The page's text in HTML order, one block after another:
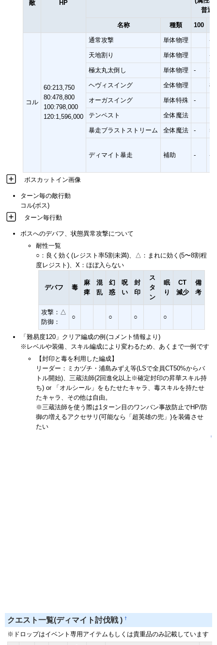
敵 HP
普通)
名称 種類 100
コル
60:213,750
80:478,800
100:798,000
120:1,596,000
通常攻撃 単体物理 -
天地割り 単体物理 -
極太丸太倒し 単体物理 -
ヘヴィスイング 全体物理
オーガスイング 単体特殊 -
テンペスト 全体魔法
暴走ブラストストリーム 全体魔法 -
ディマイト暴走 補助 - -
ボスカットイン画像
ターン毎の敵行動
コル(ボス)
ターン毎行動
ボスへのデバフ、状態異常攻撃について
耐性一覧
○：良く効く(レジスト率5割未満)、△：まれに効く(5〜8割程
度レジスト)、X：ほぼ入らない
デバフ 毒
麻
痺
混
乱
幻
惑
呪
い
封
印
ス
タ
ン
眠
り
CT
減少
備
考
攻撃：△
防御：
○ ○ ○ ○
「難易度120」クリア編成の例(コメント情報より)
※レベルや装備、スキル編成により変わるため、あくまで一例です
【封印と毒を利用した編成】
リーダー：ミカヅチ・浦島みずえ等(LSで全員CT50%からバ
トル開始)、三蔵法師(2回進化以上※確定封印の昇華スキル持
ち) or 「オルシール」をもたせたキャラ、毒スキルを持たせ
たキャラ、その他は自由。
※三蔵法師を使う際は1ターン目のワンバン事故防止でHP/防
御の増えるアクセサリ(可能なら「超英雄の兜」)を装備させ
たい
↑
クエスト一覧(ディマイト討伐戦 ) †
※ドロップはイベント専用アイテムもしくは貴重品のみ記載しています